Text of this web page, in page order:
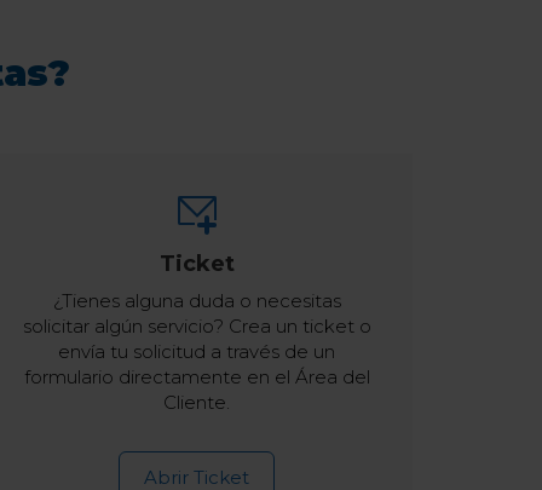
Ticket
¿Tienes alguna duda o necesitas
solicitar algún servicio? Crea un ticket o
envía tu solicitud a través de un
formulario directamente en el Área del
Cliente.
Abrir Ticket